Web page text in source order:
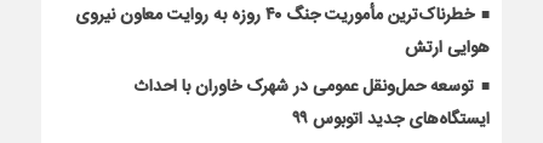
خطرناک‌ترین مأموریت جنگ ۴۰ روزه به روایت معاون نیروی
هوایی ارتش
توسعه حمل‌ونقل عمومی در شهرک خاوران با احداث
ایستگاه‌های جدید اتوبوس ۹۹